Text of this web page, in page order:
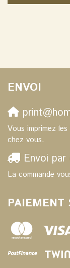
ENVOI
Vous imprimez
chez vous.
Envoi
La commande
PAIEMENT